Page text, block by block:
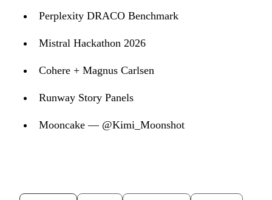
Perplexity DRACO Benchmark
Mistral Hackathon 2026
Cohere + Magnus Carlsen
Runway Story Panels
Mooncake — @Kimi_Moonshot